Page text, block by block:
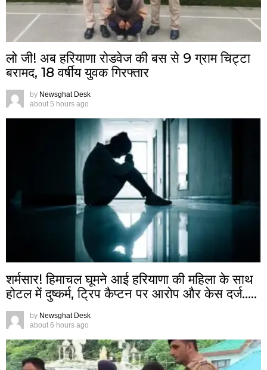
लो जी! अब हरियाणा रोडवेज की बस से 9 ग्राम चिट्टा
बरामद, 18 वर्षीय युवक गिरफ्तार
by Newsghat Desk
about 5 hours ago
शर्मसार! हिमाचल घूमने आई हरियाणा की महिला के साथ
होटल में दुष्कर्म, ट्रिप कैप्टन पर आरोप और केस दर्ज…..
by Newsghat Desk
about 6 hours ago